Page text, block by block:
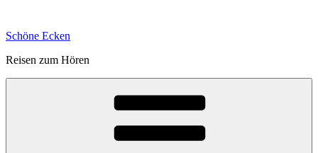
springen
Schöne Ecken
Reisen zum Hören